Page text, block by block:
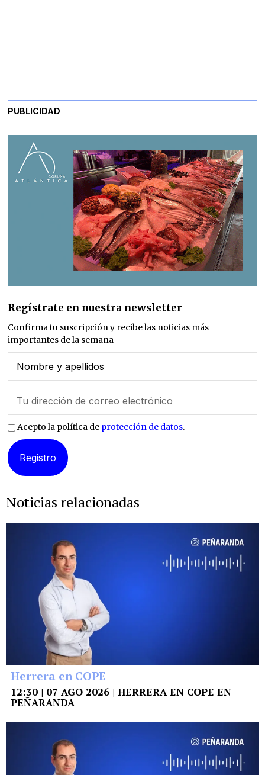
PUBLICIDAD
Regístrate en nuestra newsletter
Confirma tu suscripción y recibe las noticias más
importantes de la semana
Acepto la política de protección de datos.
Noticias relacionadas
Herrera en COPE
12:30 | 07 AGO 2026 | HERRERA EN COPE EN
PEÑARANDA